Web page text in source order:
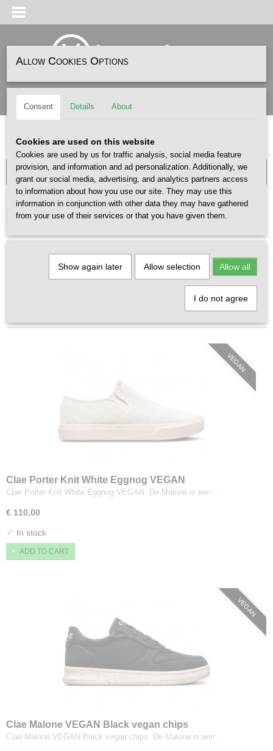
Log in Register SHOPPING CART
(0)
Home>SNEAKERS>- HEREN /X SNEAKERS
GENDER
Select one or more options
Sort by:
VEGAN
Clae Porter Knit White Eggnog VEGAN
Clae Porter Knit White Eggnog VEGAN. De Malone is een…
€ 110,00
✓ In stock
ADD TO CART
VEGAN
Clae Malone VEGAN Black vegan chips
Clae Malone VEGAN Black vegan chips. De Malone is een…
Allow Cookies Options
Consent Details About
Cookies are used on this website
Cookies are used by us for traffic analysis, social media feature
provision, and information and ad personalization. Additionally, we
grant our social media, advertising, and analytics partners access
to information about how you use our site. They may use this
information in conjunction with other data they may have gathered
from your use of their services or that you have given them.
Show again later Allow selection Allow all
I do not agree